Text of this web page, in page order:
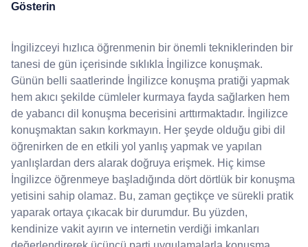
Gösterin
İngilizceyi hızlıca öğrenmenin bir önemli tekniklerinden bir
tanesi de gün içerisinde sıklıkla İngilizce konuşmak.
Günün belli saatlerinde İngilizce konuşma pratiği yapmak
hem akıcı şekilde cümleler kurmaya fayda sağlarken hem
de yabancı dil konuşma becerisini arttırmaktadır. İngilizce
konuşmaktan sakın korkmayın. Her şeyde olduğu gibi dil
öğrenirken de en etkili yol yanlış yapmak ve yapılan
yanlışlardan ders alarak doğruya erişmek. Hiç kimse
İngilizce öğrenmeye başladığında dört dörtlük bir konuşma
yetisini sahip olamaz. Bu, zaman geçtikçe ve sürekli pratik
yaparak ortaya çıkacak bir durumdur. Bu yüzden,
kendinize vakit ayırın ve internetin verdiği imkanları